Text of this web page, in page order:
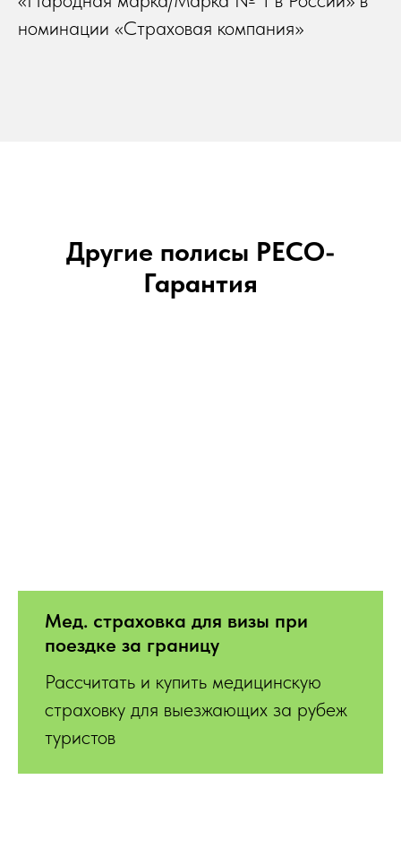
номинации «Страховая компания»
Другие полисы РЕСО-
Гарантия
Мед. страховка для визы при
поездке за границу
Рассчитать и купить медицинскую
страховку для выезжающих за рубеж
туристов